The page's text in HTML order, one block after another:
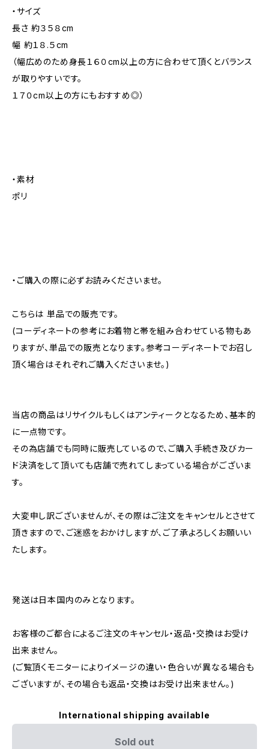
・サイズ
長さ 約３５８cm
幅 約１８.５cm
（幅広めのため身長１６０cm以上の方に合わせて頂くとバランス
が取りやすいです。
１７０cm以上の方にもおすすめ◎）
・素材
ポリ
・ご購入の際に必ずお読みくださいませ。
こちらは 単品での販売です。
(コーディネートの参考にお着物と帯を組み合わせている物もあ
りますが、単品での販売となります。参考コーディネートでお召し
頂く場合はそれぞれご購入くださいませ。)
当店の商品はリサイクルもしくはアンティークとなるため、基本的
に一点物です。
その為店舗でも同時に販売しているので、ご購入手続き及びカー
ド決済をして頂いても店舗で売れてしまっている場合がございま
す。
大変申し訳ございませんが、その際はご注文をキャンセルとさせて
頂きますので、ご迷惑をおかけしますが、ご了承よろしくお願いい
たします。
発送は日本国内のみとなります。
お客様のご都合によるご注文のキャンセル・返品・交換はお受け
出来ません。
(ご覧頂くモニターによりイメージの違い・色合いが異なる場合も
ございますが、その場合も返品・交換はお受け出来ません。)
International shipping available
Sold out